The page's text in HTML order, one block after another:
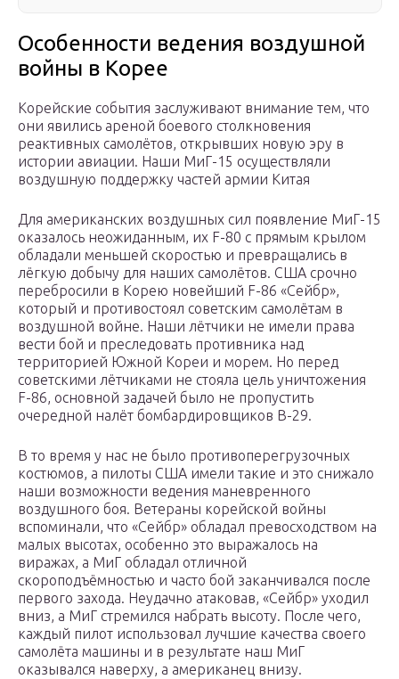
Особенности ведения воздушной
войны в Корее
Корейские события заслуживают внимание тем, что
они явились ареной боевого столкновения
реактивных самолётов, открывших новую эру в
истории авиации. Наши МиГ-15 осуществляли
воздушную поддержку частей армии Китая
Для американских воздушных сил появление МиГ-15
оказалось неожиданным, их F-80 c прямым крылом
обладали меньшей скоростью и превращались в
лёгкую добычу для наших самолётов. США срочно
перебросили в Корею новейший F-86 «Сейбр»,
который и противостоял советским самолётам в
воздушной войне. Наши лётчики не имели права
вести бой и преследовать противника над
территорией Южной Кореи и морем. Но перед
советскими лётчиками не стояла цель уничтожения
F-86, основной задачей было не пропустить
очередной налёт бомбардировщиков В-29.
В то время у нас не было противоперегрузочных
костюмов, а пилоты США имели такие и это снижало
наши возможности ведения маневренного
воздушного боя. Ветераны корейской войны
вспоминали, что «Сейбр» обладал превосходством на
малых высотах, особенно это выражалось на
виражах, а МиГ обладал отличной
скороподъёмностью и часто бой заканчивался после
первого захода. Неудачно атаковав, «Сейбр» уходил
вниз, а МиГ стремился набрать высоту. После чего,
каждый пилот использовал лучшие качества своего
самолёта машины и в результате наш МиГ
оказывался наверху, а американец внизу.